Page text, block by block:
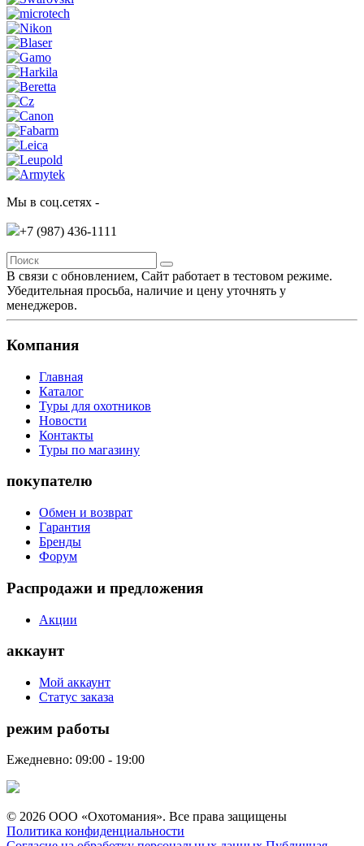
Мы в соц.сетях -
+7 (987) 436-1111
В связи с обновлением, Сайт работает в тестовом режиме.
Убедительная просьба, наличие и цену уточнять у
менеджеров.
Компания
Главная
Каталог
Туры для охотников
Новости
Контакты
Туры по магазину
покупателю
Обмен и возврат
Гарантия
Бренды
Форум
Распродажи и предложения
Акции
аккаунт
Мой аккаунт
Статус заказа
режим работы
Ежедневно: 09:00 - 19:00
© 2026 ООО «Охотомания». Все права защищены
Политика конфиденциальности